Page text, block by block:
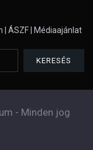
ÁSZF Médiaajánlat
- Minden jog